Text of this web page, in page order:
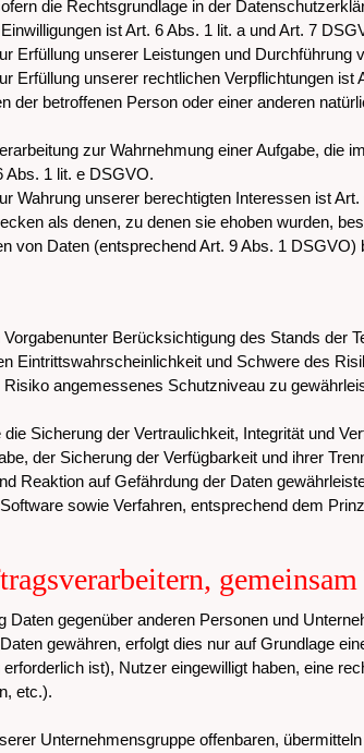
die Rechtsgrundlage in der
ist Art. 6 Abs. 1 lit. a und Art. 7
Erfüllung unserer Leistungen und
Erfüllung unserer rechtlichen Verpflichtungen ist
der betroffenen Person oder einer anderen
zur Wahrnehmung einer Aufgabe, die
Abs. 1 lit. e DSGVO.
Wahrung unserer berechtigten Interessen ist
als denen, zu denen sie ehoben wurden,
von Daten (entsprechend Art. 9 Abs. 1
Berücksichtigung des Stands
Eintrittswahrscheinlichkeit und Schwere des
angemessenes Schutzniveau zu
Sicherung der Vertraulichkeit, Integrität und
der Sicherung der Verfügbarkeit und ihrer
Reaktion auf Gefährdung der Daten
sowie Verfahren, entsprechend dem
Daten gegenüber anderen Personen und
gewähren, erfolgt dies nur auf Grundlage
ist), Nutzer eingewilligt haben, eine
etc.).
Unternehmensgruppe offenbaren,